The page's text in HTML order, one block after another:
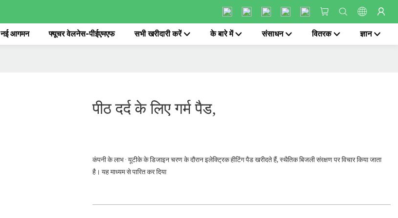
नई आगमन फ्यूचर वेलनेस-पीईएमएफ सभी खरीदारी करें के बारे में संसाधन वितरक ज्ञान
पीठ दर्द के लिए गर्म पैड,
कंपनी के लाभ · यूटीके के डिजाइन चरण के दौरान इलेक्ट्रिक हीटिंग पैड खरीदते हैं, स्थैतिक बिजली संरक्षण पर विचार किया जाता
है। यह माध्यम से पारित कर दिया